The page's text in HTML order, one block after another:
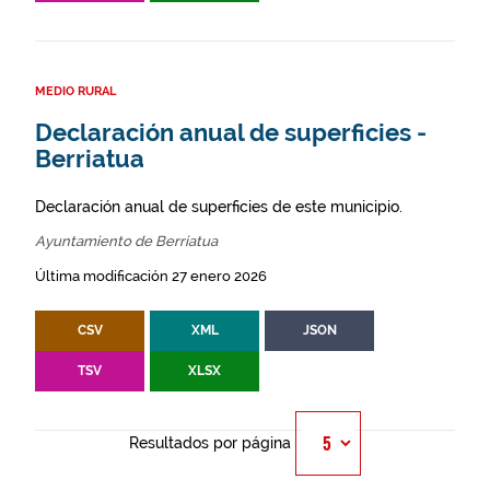
MEDIO RURAL
Declaración anual de superficies -
Berriatua
Declaración anual de superficies de este municipio.
Ayuntamiento de Berriatua
Última modificación 27 enero 2026
CSV XML JSON
TSV XLSX
Resultados por página